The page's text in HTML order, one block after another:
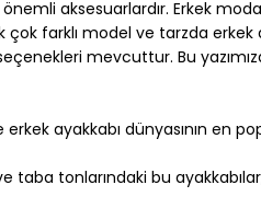
aksesuarlardır. Erkek
çok farklı model ve tarzda
mevcuttur. Bu
ayakkabı dünyasının en
tonlarındaki bu